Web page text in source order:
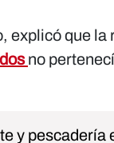
explicó que
no
y pescadería